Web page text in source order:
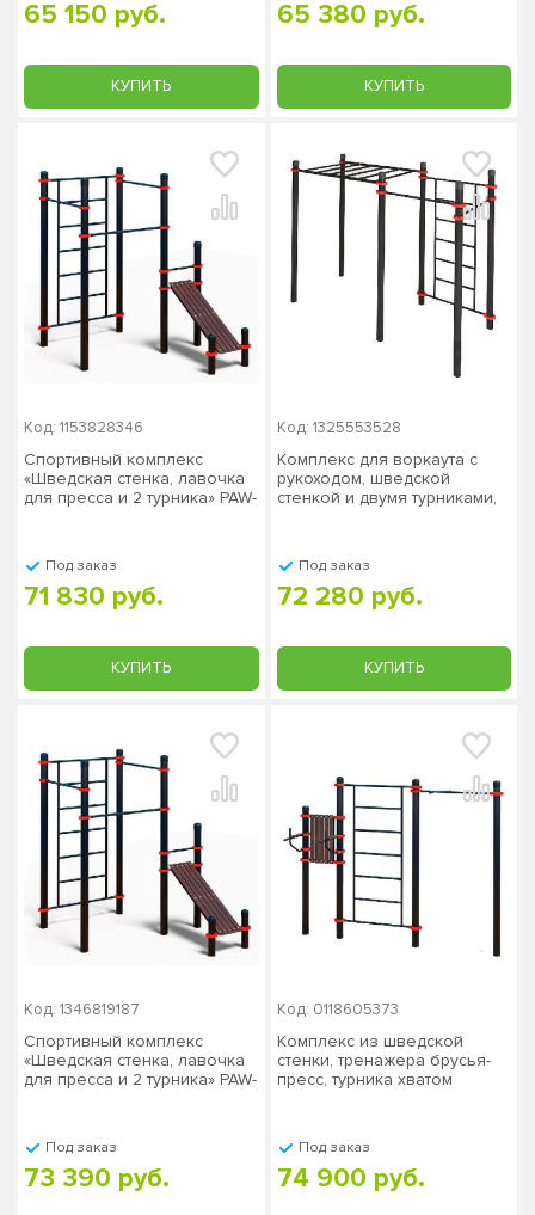
65 150 руб.
КУПИТЬ
65 380 руб.
КУПИТЬ
Код: 1153828346
Спортивный комплекс
«Шведская стенка, лавочка
для пресса и 2 турника» PAW-
Под заказ
71 830 руб.
КУПИТЬ
Код: 1325553528
Комплекс для воркаута с
рукоходом, шведской
стенкой и двумя турниками,
Под заказ
72 280 руб.
КУПИТЬ
Код: 1346819187
Спортивный комплекс
«Шведская стенка, лавочка
для пресса и 2 турника» PAW-
Под заказ
73 390 руб.
Код: 0118605373
Комплекс из шведской
стенки, тренажера брусья-
пресс, турника хватом
Под заказ
74 900 руб.